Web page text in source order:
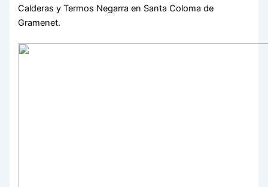
Calderas y Termos Negarra en Santa Coloma de
Gramenet.